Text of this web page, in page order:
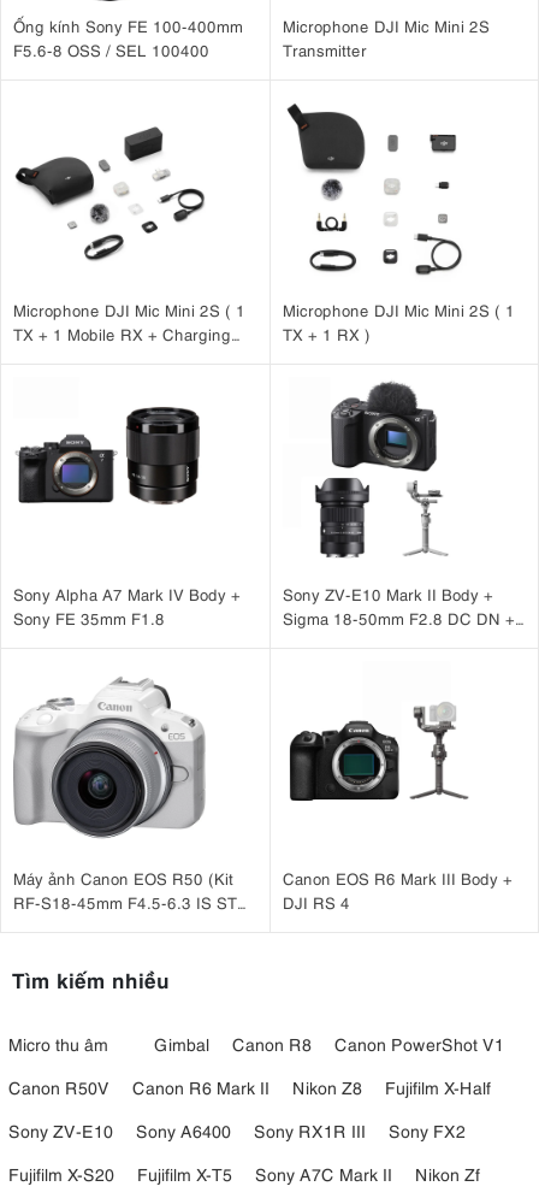
Ống kính Sony FE 100-400mm
F5.6-8 OSS / SEL 100400
Microphone DJI Mic Mini 2S
Transmitter
Microphone DJI Mic Mini 2S ( 1
TX + 1 Mobile RX + Charging
Microphone DJI Mic Mini 2S ( 1
TX + 1 RX )
Sony Alpha A7 Mark IV Body +
Sony FE 35mm F1.8
Sony ZV-E10 Mark II Body +
Sigma 18-50mm F2.8 DC DN +
Máy ảnh Canon EOS R50 (Kit
RF-S18-45mm F4.5-6.3 IS STM
Canon EOS R6 Mark III Body +
DJI RS 4
Tìm kiếm nhiều
Micro thu âm Gimbal Canon R8
Canon PowerShot V1
Canon R50V
Canon R6 Mark II Nikon Z8
Fujifilm X-Half
Sony ZV-E10
Sony A6400 Sony RX1R III
Sony FX2
Fujifilm X-S20
Fujifilm X-T5 Sony A7C Mark II
Nikon Zf